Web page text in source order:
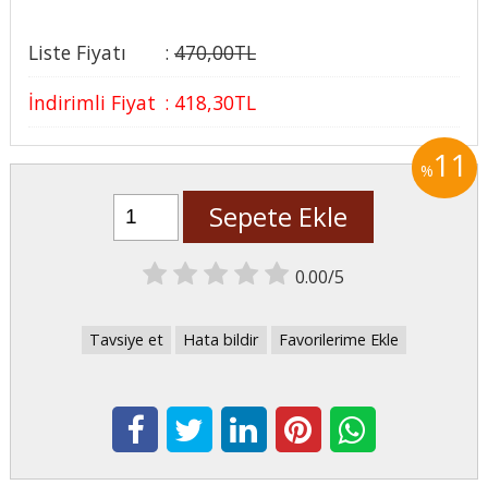
Liste Fiyatı : 470,00TL
İndirimli Fiyat : 418,30TL
%11
Sepete Ekle
0.00/5
Tavsiye et Hata bildir Favorilerime Ekle